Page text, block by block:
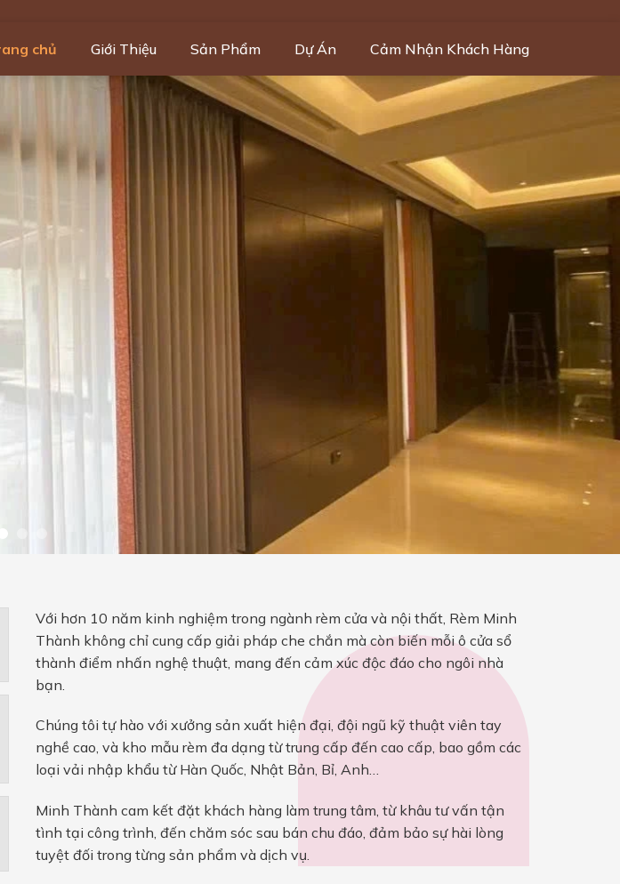
chủ Giới Thiệu Sản Phẩm Dự Án Cảm Nhận Khách Hàng
Với hơn 10 năm kinh nghiệm trong ngành rèm cửa và nội thất, Rèm Minh
Thành không chỉ cung cấp giải pháp che chắn mà còn biến mỗi ô cửa sổ
thành điểm nhấn nghệ thuật, mang đến cảm xúc độc đáo cho ngôi nhà
bạn.
Chúng tôi tự hào với xưởng sản xuất hiện đại, đội ngũ kỹ thuật viên tay
nghề cao, và kho mẫu rèm đa dạng từ trung cấp đến cao cấp, bao gồm các
loại vải nhập khẩu từ Hàn Quốc, Nhật Bản, Bỉ, Anh…
Minh Thành cam kết đặt khách hàng làm trung tâm, từ khâu tư vấn tận
tình tại công trình, đến chăm sóc sau bán chu đáo, đảm bảo sự hài lòng
tuyệt đối trong từng sản phẩm và dịch vụ.